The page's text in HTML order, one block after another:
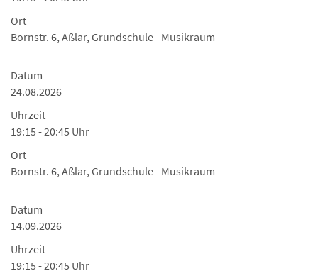
Ort
Bornstr. 6, Aßlar, Grundschule - Musikraum
Datum
24.08.2026
Uhrzeit
19:15 - 20:45 Uhr
Ort
Bornstr. 6, Aßlar, Grundschule - Musikraum
Datum
14.09.2026
Uhrzeit
19:15 - 20:45 Uhr